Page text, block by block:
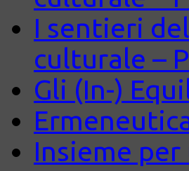
I sentieri
culturale –
Gli (In-)
Insieme